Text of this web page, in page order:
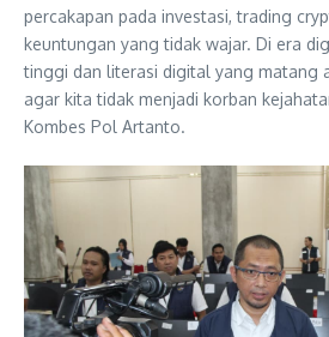
percakapan pada investasi, trading
keuntungan yang tidak wajar. Di era
tinggi dan literasi digital yang matang
agar kita tidak menjadi korban
Kombes Pol Artanto.